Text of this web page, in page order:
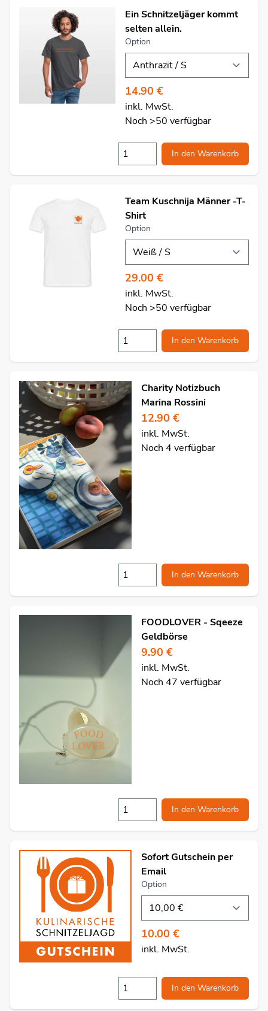
Ein Schnitzeljäger kommt
selten allein.
Option
14.90 €
inkl. MwSt.
Noch >50 verfügbar
In den Warenkorb
Team Kuschnija Männer -T-
Shirt
Option
29.00 €
inkl. MwSt.
Noch >50 verfügbar
In den Warenkorb
Charity Notizbuch
Marina Rossini
12.90 €
inkl. MwSt.
Noch 4 verfügbar
In den Warenkorb
FOODLOVER - Sqeeze
Geldbörse
9.90 €
inkl. MwSt.
Noch 47 verfügbar
In den Warenkorb
Sofort Gutschein per
Email
Option
10.00 €
inkl. MwSt.
In den Warenkorb